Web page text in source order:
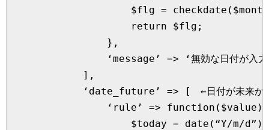
$flg =
                    return $flg;
                },
‘message’ => ‘無効な日付が入力
            ],
‘date_future’ => [　←日付が未来かど
‘rule’ => function($value)
                    $today = date(“Y/m/d”);